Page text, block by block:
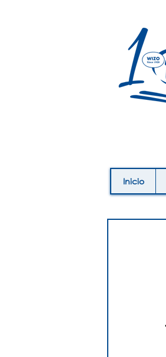
Inicio